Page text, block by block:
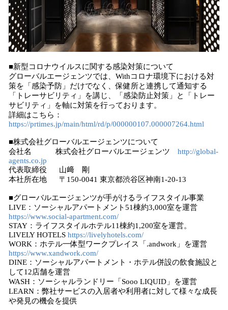
■新型コロナウイルスに関する感染対策について
グローバルエージェンツでは、Withコロナ環境下における対
策を「感染予防」だけでなく、保健所と連携して通知する
「トレーサビリティ」を講じ、「感染防止対策」と「トレー
サビリティ」を軸に対策を行っております。
詳細はこちら：
https://prtimes.jp/main/html/rd/p/000000107.000007264.html
■株式会社グローバルエージェンツについて
会社名 株式会社グローバルエージェンツ http://global-
agents.co.jp
代表取締役 山﨑 剛
本社所在地 〒150-0041 東京都渋谷区神南1-20-13
■グローバルエージェンツが手がけるライフスタイル事業
LIVE：ソーシャルアパートメント51棟約3,000室を運営
https://www.social-apartment.com/
STAY：ライフスタイルホテル11棟約1,200室を運営。
LIVELY HOTELS https://livelyhotels.com/
WORK：ホテル一体型ワークプレイス「.andwork」を運営
https://www.xandwork.com/
DINE：ソーシャルアパートメント・ホテル併設の飲食施設と
して12店舗を運営
WASH：ソーシャルランドリー「Sooo LIQUID」を運営
LEARN：弊社サービスの入居者や利用者に対して様々な成長
や発見の機会を提供